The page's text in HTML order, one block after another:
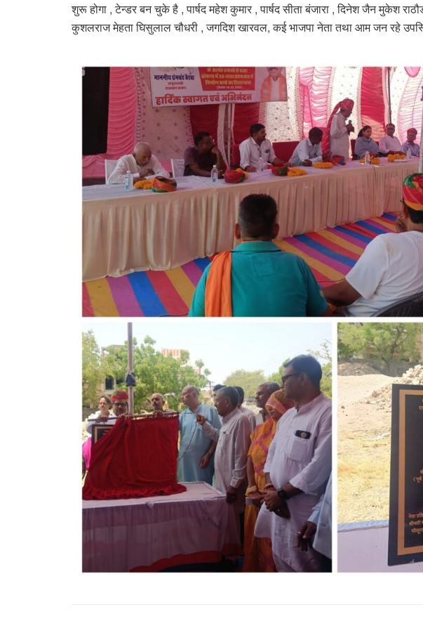
शुरू होगा , टेन्डर बन चुके है , पार्षद महेश कुमार , पार्षद सीता बंजारा , दिनेश जैन मुकेश
कुशलराज मेहता घिसुलाल चौधरी , जगदिश खारवल, कई भाजपा नेता तथा आम जन रहे